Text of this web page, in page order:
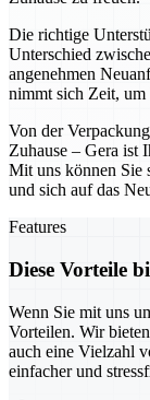
Die richtige
Unterschied
angenehmen
nimmt sich Zeit,
Von der
Zuhause – Gera ist
Mit uns können Sie
und sich auf das
Features
Diese Vorteile
Wenn Sie mit uns
Vorteilen. Wir
auch eine Vielzahl
einfacher und